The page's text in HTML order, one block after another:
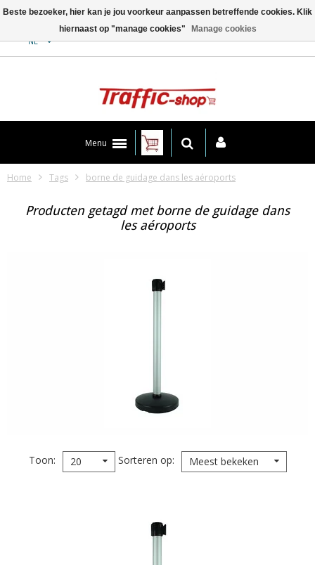
NL
Menu
Home Tags borne de guidage dans les aéroports
Producten getagd met borne de guidage dans
les aéroports
Toon 20 Sorteren op Meest bekeken
Beste bezoeker, hier kan je jou voorkeur aanpassen betreffende cookies. Klik
hiernaast op "manage cookies"
Manage cookies